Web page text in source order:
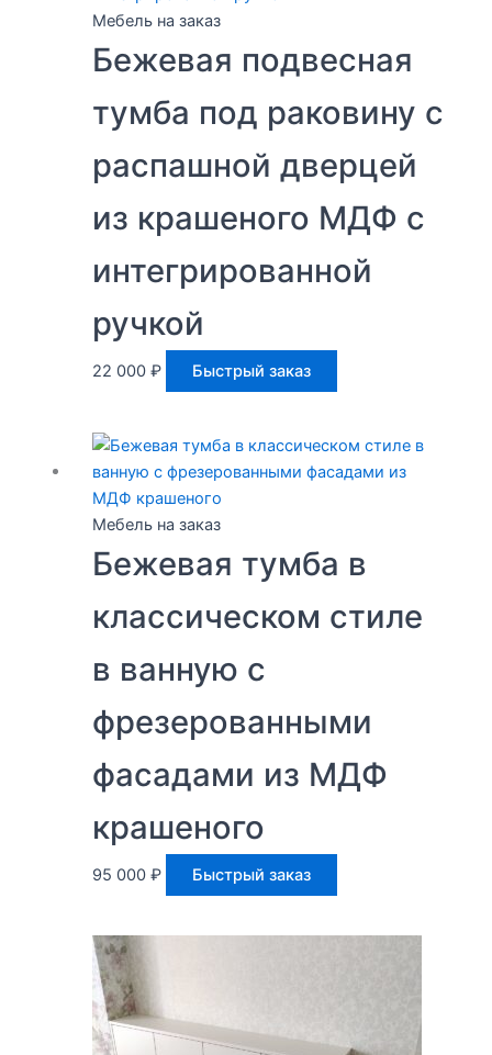
Мебель на заказ
Бежевая подвесная
тумба под раковину с
распашной дверцей
из крашеного МДФ с
интегрированной
ручкой
22 000 ₽ Быстрый заказ
Мебель на заказ
Бежевая тумба в
классическом стиле
в ванную с
фрезерованными
фасадами из МДФ
крашеного
95 000 ₽ Быстрый заказ